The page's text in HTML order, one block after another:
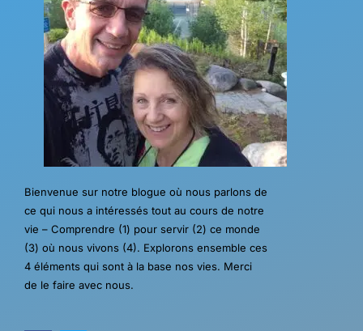
Bienvenue sur notre blogue où nous parlons de
ce qui nous a intéressés tout au cours de notre
vie – Comprendre (1) pour servir (2) ce monde
(3) où nous vivons (4). Explorons ensemble ces
4 éléments qui sont à la base nos vies. Merci
de le faire avec nous.